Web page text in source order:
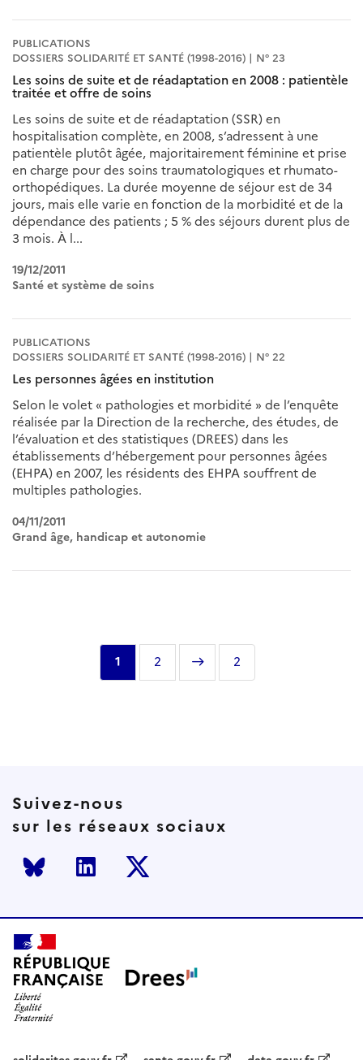
PUBLICATIONS
DOSSIERS SOLIDARITÉ ET SANTÉ (1998-2016) | N° 23
Les soins de suite et de réadaptation en 2008 : patientèle
traitée et offre de soins
Les soins de suite et de réadaptation (SSR) en
hospitalisation complète, en 2008, s’adressent à une
patientèle plutôt âgée, majoritairement féminine et prise
en charge pour des soins traumatologiques et rhumato-
orthopédiques. La durée moyenne de séjour est de 34
jours, mais elle varie en fonction de la morbidité et de la
dépendance des patients ; 5 % des séjours durent plus de
3 mois. À l...
19/12/2011
Santé et système de soins
PUBLICATIONS
DOSSIERS SOLIDARITÉ ET SANTÉ (1998-2016) | N° 22
Les personnes âgées en institution
Selon le volet « pathologies et morbidité » de l’enquête
réalisée par la Direction de la recherche, des études, de
l’évaluation et des statistiques (DREES) dans les
établissements d’hébergement pour personnes âgées
(EHPA) en 2007, les résidents des EHPA souffrent de
multiples pathologies.
04/11/2011
Grand âge, handicap et autonomie
Page
courante
1 Page
2
Page
suivante
Dernière
page
2
Suivez-nous
sur les réseaux sociaux
Bluesky LinkedInTwitter